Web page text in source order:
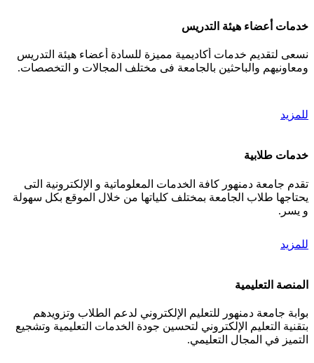
خدمات أعضاء هيئة التدريس
نسعى لتقديم خدمات أكاديمية مميزة للسادة أعضاء هيئة التدريس
ومعاونيهم والباحثين بالجامعة فى مختلف المجالات و التخصصات.
للمزيد
خدمات طلابية
تقدم جامعة دمنهور كافة الخدمات المعلوماتية و الإلكترونية التى
يحتاجها طلاب الجامعة بمختلف كلياتها من خلال الموقع بكل سهولة
و يسر.
للمزيد
المنصة التعليمية
بوابة جامعة دمنهور للتعليم الإلكتروني لدعم الطلاب وتزويدهم
بتقنية التعليم الإلكتروني لتحسين جودة الخدمات التعليمية وتشجيع
التميز في المجال التعليمي.